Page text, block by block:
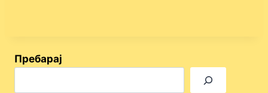
Пребарај